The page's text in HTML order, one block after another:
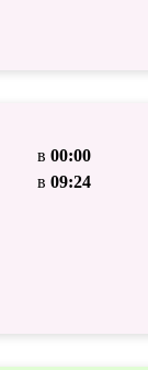
в 00:00
в 09:24